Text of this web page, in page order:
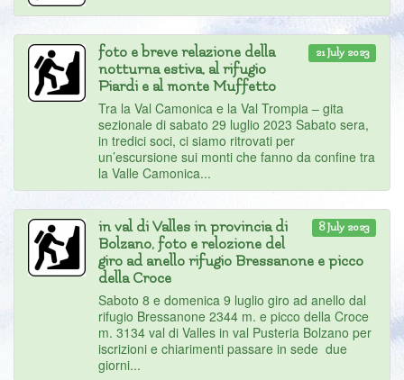
21 July 2023
foto e breve relazione della
notturna estiva, al rifugio
Piardi e al monte Muffetto
Tra la Val Camonica e la Val Trompia – gita
sezionale di sabato 29 luglio 2023 Sabato sera,
in tredici soci, ci siamo ritrovati per
un’escursione sui monti che fanno da confine tra
la Valle Camonica...
8 July 2023
in val di Valles in provincia di
Bolzano, foto e relozione del
giro ad anello rifugio Bressanone e picco
della Croce
Saboto 8 e domenica 9 luglio giro ad anello dal
rifugio Bressanone 2344 m. e picco della Croce
m. 3134 val di Valles in val Pusteria Bolzano per
iscrizioni e chiarimenti passare in sede due
giorni...